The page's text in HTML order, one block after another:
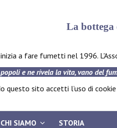
La
a fare fumetti nel 1996.
e ne rivela la vita, vano del
questo sito accetti l’uso di
CHI SIAMO STORIA